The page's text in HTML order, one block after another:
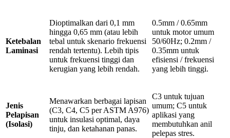
Ketebalan
Laminasi
Dioptimalkan dari 0,1 mm
hingga 0,65 mm (atau lebih
tebal untuk skenario frekuensi
rendah tertentu). Lebih tipis
untuk frekuensi tinggi dan
kerugian yang lebih rendah.
0.5mm / 0.65mm
untuk motor umum
50/60Hz; 0.2mm /
0.35mm untuk
efisiensi / frekuensi
yang lebih tinggi.
Jenis
Pelapisan
(Isolasi)
Menawarkan berbagai lapisan
(C3, C4, C5 per ASTM A976)
untuk insulasi optimal, daya
tinju, dan ketahanan panas.
C3 untuk tujuan
umum; C5 untuk
aplikasi yang
membutuhkan anil
pelepas stres.